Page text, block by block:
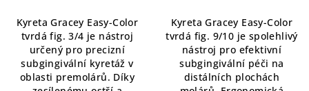
Kyreta Gracey Easy-Color
tvrdá fig. 3/4 je nástroj
určený pro precizní
subgingivální kyretáž v
oblasti premolárů. Díky
Kyreta Gracey Easy-Color
tvrdá fig. 9/10 je spolehlivý
nástroj pro efektivní
subgingivální péči na
distálních plochách